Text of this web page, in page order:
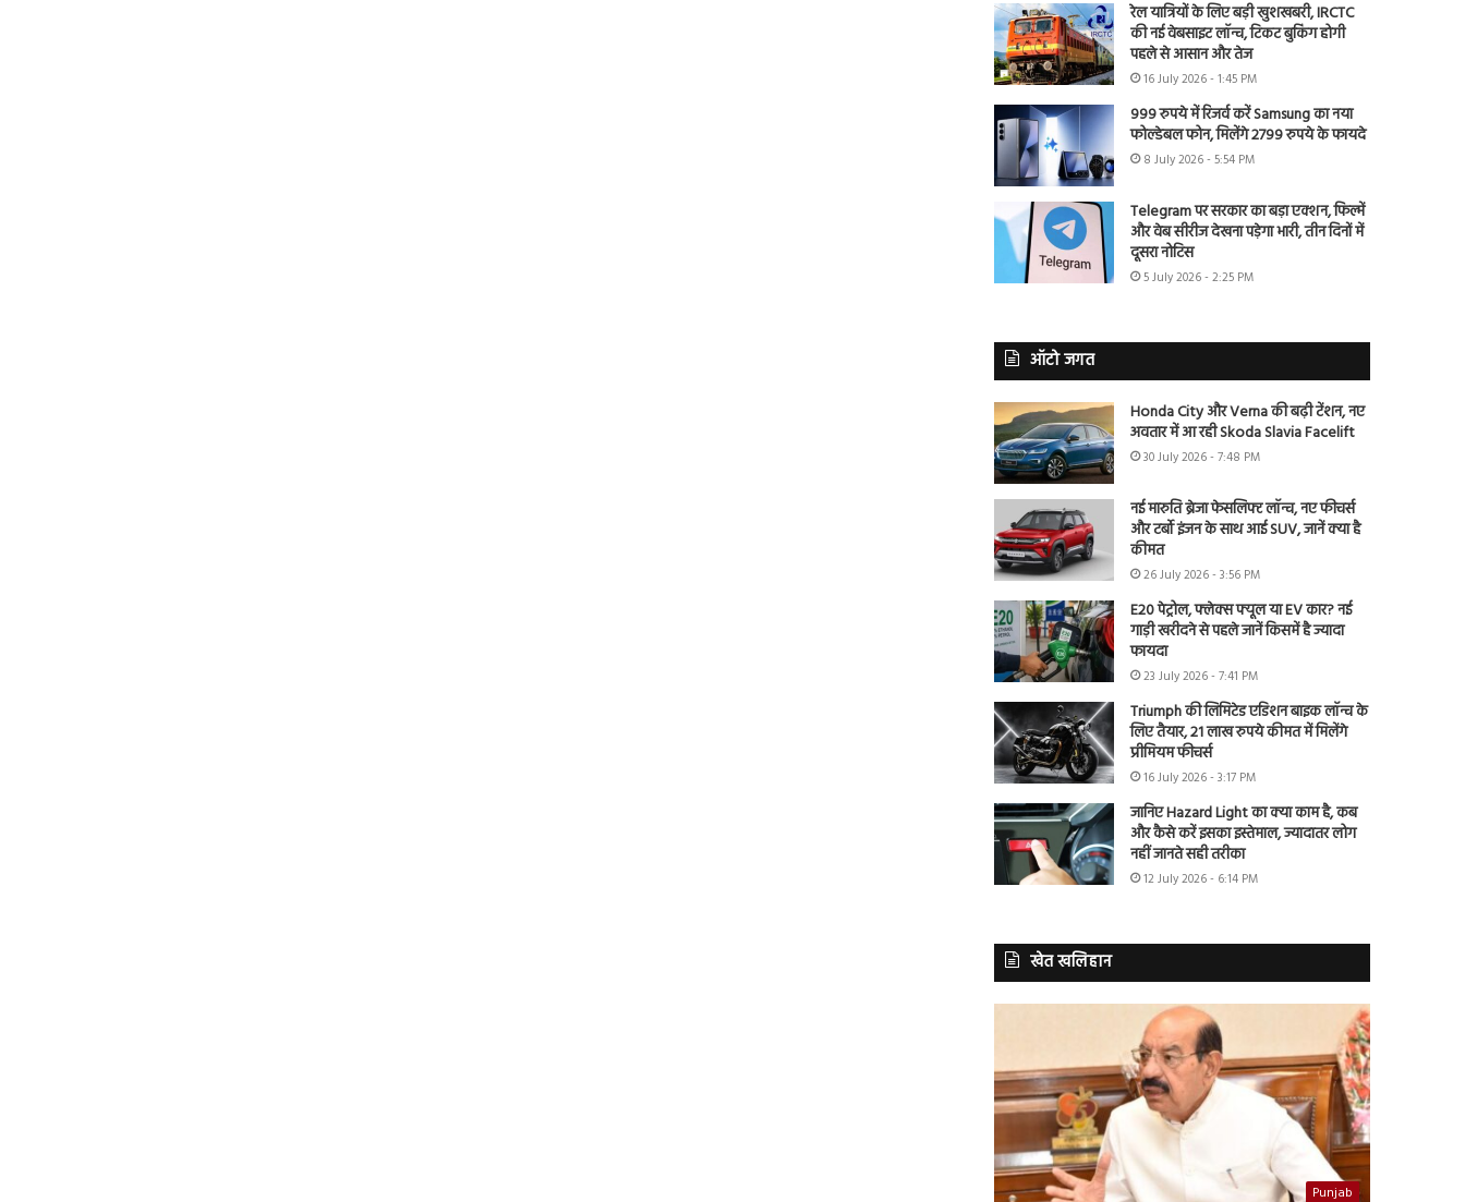
रेल यात्रियों के लिए बड़ी खुशखबरी, IRCTC
की नई वेबसाइट लॉन्च, टिकट बुकिंग होगी
पहले से आसान और तेज
16 July 2026 - 1:45 PM
999 रुपये में रिजर्व करें Samsung का नया
फोल्डेबल फोन, मिलेंगे 2799 रुपये के फायदे
8 July 2026 - 5:54 PM
Telegram पर सरकार का बड़ा एक्शन, फिल्में
और वेब सीरीज देखना पड़ेगा भारी, तीन दिनों में
दूसरा नोटिस
5 July 2026 - 2:25 PM
ऑटो जगत
Honda City और Verna की बढ़ी टेंशन, नए
अवतार में आ रही Skoda Slavia Facelift
30 July 2026 - 7:48 PM
नई मारुति ब्रेजा फेसलिफ्ट लॉन्च, नए फीचर्स
और टर्बो इंजन के साथ आई SUV, जानें क्या है
कीमत
26 July 2026 - 3:56 PM
E20 पेट्रोल, फ्लेक्स फ्यूल या EV कार? नई
गाड़ी खरीदने से पहले जानें किसमें है ज्यादा
फायदा
23 July 2026 - 7:41 PM
Triumph की लिमिटेड एडिशन बाइक लॉन्च के
लिए तैयार, 21 लाख रुपये कीमत में मिलेंगे
प्रीमियम फीचर्स
16 July 2026 - 3:17 PM
जानिए Hazard Light का क्या काम है, कब
और कैसे करें इसका इस्तेमाल, ज्यादातर लोग
नहीं जानते सही तरीका
12 July 2026 - 6:14 PM
खेत खलिहान
Punjab